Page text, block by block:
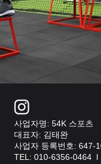
사업자명: 54K 스포츠
대표자: 김태완
사업자 등록번호: 647-
TEL: 010-6356-0464 l